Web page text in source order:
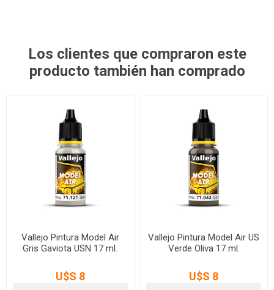
Los clientes que compraron este
producto también han comprado
Vallejo Pintura Model Air
Gris Gaviota USN 17 ml.
U$S 8
Vallejo Pintura Model Air US
Verde Oliva 17 ml.
U$S 8